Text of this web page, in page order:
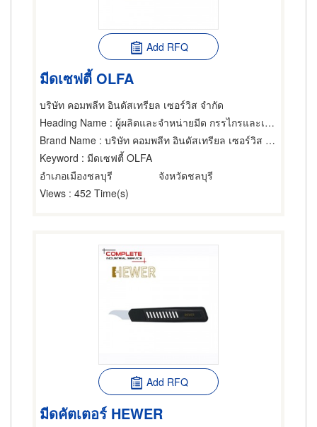
Add RFQ
มีดเซฟตี้ OLFA
บริษัท คอมพลีท อินดัสเทรียล เซอร์วิส จำกัด
Heading Name : ผู้ผลิตและจำหน่ายมีด กรรไกรและเครื่องตัด
Brand Name : บริษัท คอมพลีท อินดัสเทรียล เซอร์วิส จำกัด
Keyword : มีดเซฟตี้ OLFA
อำเภอเมืองชลบุรี
จังหวัดชลบุรี
Views : 452 Time(s)
Add RFQ
มีดคัตเตอร์ HEWER